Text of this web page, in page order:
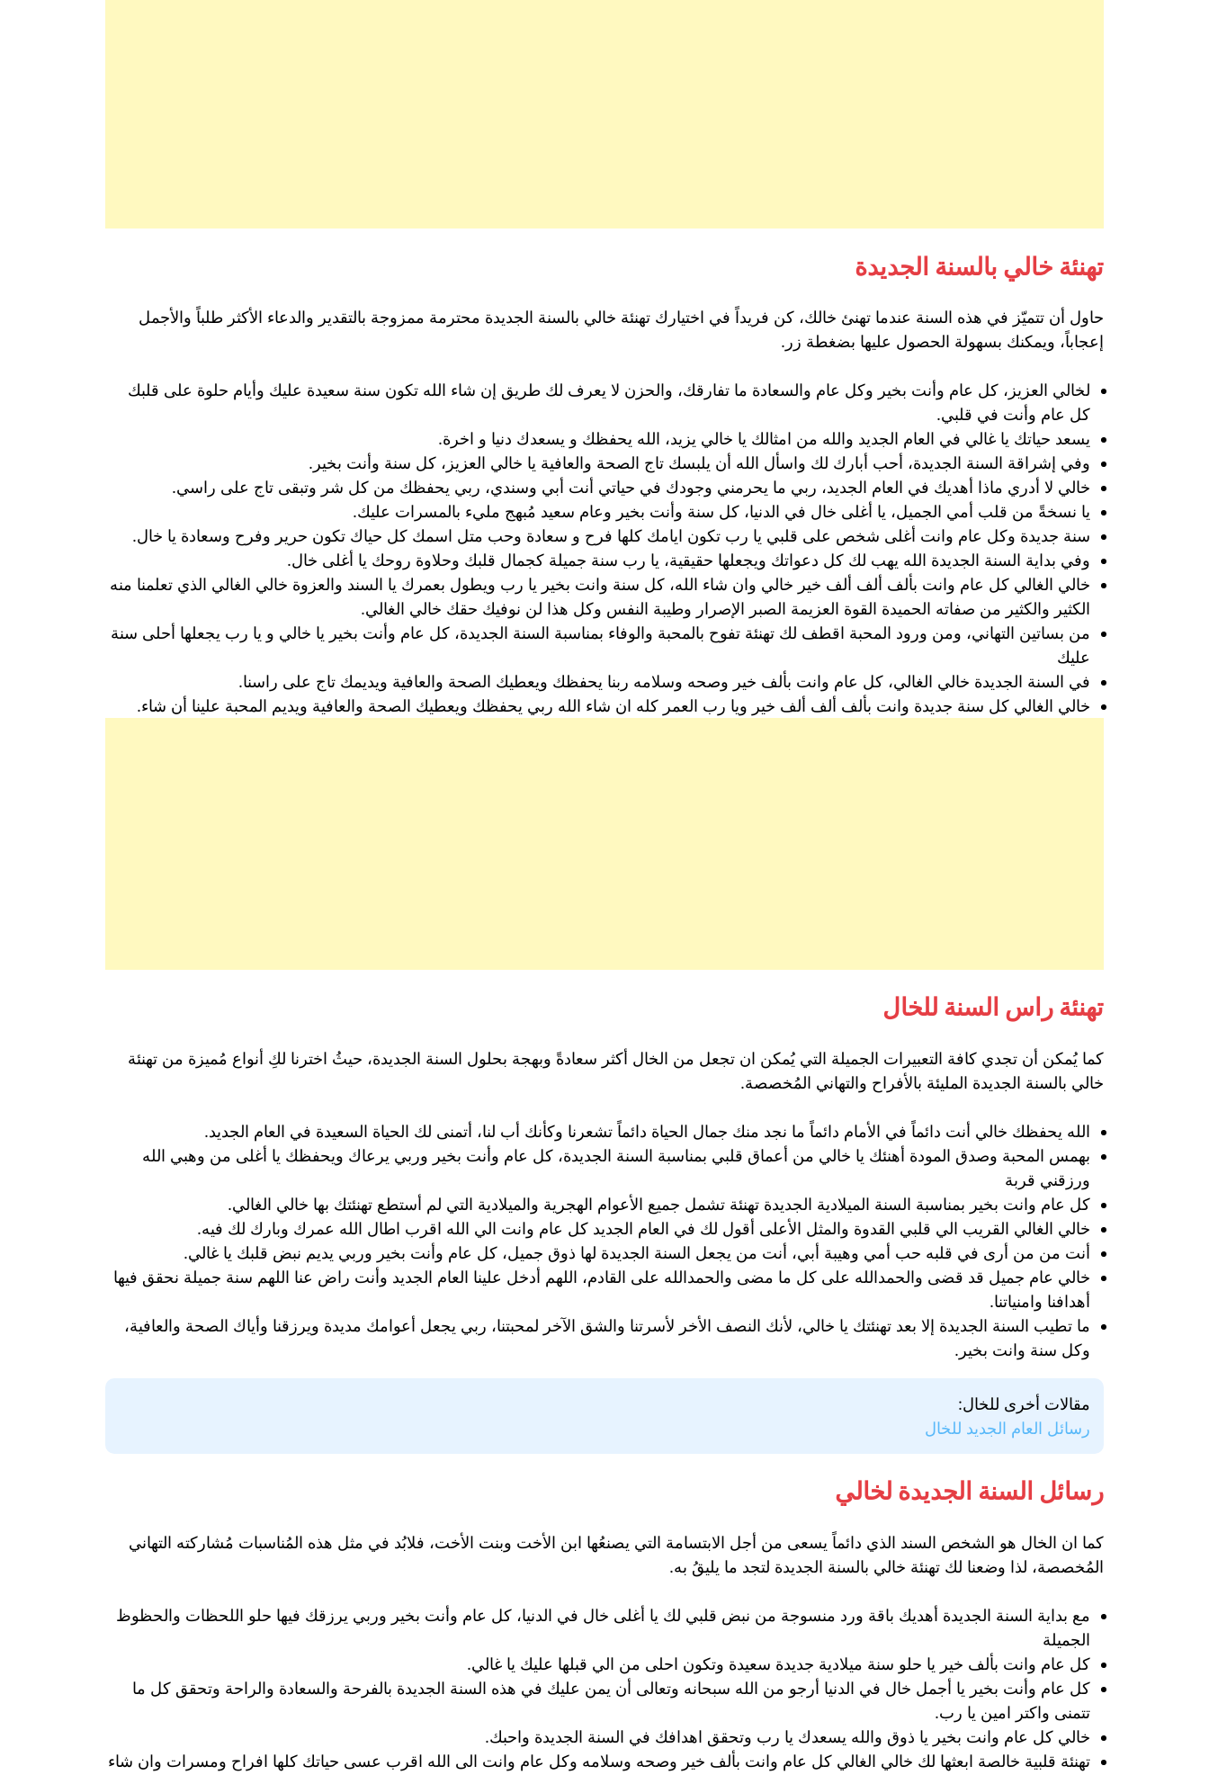
تهنئة خالي بالسنة الجديدة
حاول أن تتميّز في هذه السنة عندما تهنئ خالك، كن فريداً في اختيارك تهنئة خالي بالسنة الجديدة محترمة ممزوجة بالتقدير والدعاء الأكثر طلباً والأجمل
إعجاباً، ويمكنك بسهولة الحصول عليها بضغطة زر.
لخالي العزيز، كل عام وأنت بخير وكل عام والسعادة ما تفارقك، والحزن لا يعرف لك طريق إن شاء الله تكون سنة سعيدة عليك وأيام حلوة على قلبك
كل عام وأنت في قلبي.
يسعد حياتك يا غالي في العام الجديد والله من امثالك يا خالي يزيد، الله يحفظك و يسعدك دنيا و اخرة.
وفي إشراقة السنة الجديدة، أحب أبارك لك واسأل الله أن يلبسك تاج الصحة والعافية يا خالي العزيز، كل سنة وأنت بخير.
خالي لا أدري ماذا أهديك في العام الجديد، ربي ما يحرمني وجودك في حياتي أنت أبي وسندي، ربي يحفظك من كل شر وتبقى تاج على راسي.
يا نسخةً من قلب أمي الجميل، يا أغلى خال في الدنيا، كل سنة وأنت بخير وعام سعيد مُبهج مليء بالمسرات عليك.
سنة جديدة وكل عام وانت أغلى شخص على قلبي يا رب تكون ايامك كلها فرح و سعادة وحب متل اسمك كل حياك تكون حرير وفرح وسعادة يا خال.
وفي بداية السنة الجديدة الله يهب لك كل دعواتك ويجعلها حقيقية، يا رب سنة جميلة كجمال قلبك وحلاوة روحك يا أغلى خال.
خالي الغالي كل عام وانت بألف ألف ألف خير خالي وان شاء الله، كل سنة وانت بخير يا رب ويطول بعمرك يا السند والعزوة خالي الغالي الذي تعلمنا منه
الكثير والكثير من صفاته الحميدة القوة العزيمة الصبر الإصرار وطيبة النفس وكل هذا لن نوفيك حقك خالي الغالي.
من بساتين التهاني، ومن ورود المحبة اقطف لك تهنئة تفوح بالمحبة والوفاء بمناسبة السنة الجديدة، كل عام وأنت بخير يا خالي و يا رب يجعلها أحلى سنة
عليك
في السنة الجديدة خالي الغالي، كل عام وانت بألف خير وصحه وسلامه ربنا يحفظك ويعطيك الصحة والعافية ويديمك تاج على راسنا.
خالي الغالي كل سنة جديدة وانت بألف ألف ألف خير ويا رب العمر كله ان شاء الله ربي يحفظك ويعطيك الصحة والعافية ويديم المحبة علينا أن شاء.
تهنئة راس السنة للخال
كما يُمكن أن تجدي كافة التعبيرات الجميلة التي يُمكن ان تجعل من الخال أكثر سعادةً وبهجة بحلول السنة الجديدة، حيثُ اخترنا لكِ أنواع مُميزة من تهنئة
خالي بالسنة الجديدة المليئة بالأفراح والتهاني المُخصصة.
الله يحفظك خالي أنت دائماً في الأمام دائماً ما نجد منك جمال الحياة دائماً تشعرنا وكأنك أب لنا، أتمنى لك الحياة السعيدة في العام الجديد.
بهمس المحبة وصدق المودة أهنئك يا خالي من أعماق قلبي بمناسبة السنة الجديدة، كل عام وأنت بخير وربي يرعاك ويحفظك يا أغلى من وهبي الله
ورزقني قربة
كل عام وانت بخير بمناسبة السنة الميلادية الجديدة تهنئة تشمل جميع الأعوام الهجرية والميلادية التي لم أستطع تهنئتك بها خالي الغالي.
خالي الغالي القريب الي قلبي القدوة والمثل الأعلى أقول لك في العام الجديد كل عام وانت الي الله اقرب اطال الله عمرك وبارك لك فيه.
أنت من من أرى في قلبه حب أمي وهيبة أبي، أنت من يجعل السنة الجديدة لها ذوق جميل، كل عام وأنت بخير وربي يديم نبض قلبك يا غالي.
خالي عام جميل قد قضى والحمدالله على كل ما مضى والحمدالله على القادم، اللهم أدخل علينا العام الجديد وأنت راض عنا اللهم سنة جميلة نحقق فيها
أهدافنا وامنياتنا.
ما تطيب السنة الجديدة إلا بعد تهنئتك يا خالي، لأنك النصف الأخر لأسرتنا والشق الآخر لمحبتنا، ربي يجعل أعوامك مديدة ويرزقنا وأياك الصحة والعافية،
وكل سنة وانت بخير.
مقالات أخرى للخال:
رسائل العام الجديد للخال
رسائل السنة الجديدة لخالي
كما ان الخال هو الشخص السند الذي دائماً يسعى من أجل الابتسامة التي يصنعُها ابن الأخت وبنت الأخت، فلابُد في مثل هذه المُناسبات مُشاركته التهاني
المُخصصة، لذا وضعنا لك تهنئة خالي بالسنة الجديدة لتجد ما يليقُ به.
مع بداية السنة الجديدة أهديك باقة ورد منسوجة من نبض قلبي لك يا أغلى خال في الدنيا، كل عام وأنت بخير وربي يرزقك فيها حلو اللحظات والحظوظ
الجميلة
كل عام وانت بألف خير يا حلو سنة ميلادية جديدة سعيدة وتكون احلى من الي قبلها عليك يا غالي.
كل عام وأنت بخير يا أجمل خال في الدنيا أرجو من الله سبحانه وتعالى أن يمن عليك في هذه السنة الجديدة بالفرحة والسعادة والراحة وتحقق كل ما
تتمنى واكتر امين يا رب.
خالي كل عام وانت بخير يا ذوق والله يسعدك يا رب وتحقق اهدافك في السنة الجديدة واحبك.
تهنئة قلبية خالصة ابعثها لك خالي الغالي كل عام وانت بألف خير وصحه وسلامه وكل عام وانت الى الله اقرب عسى حياتك كلها افراح ومسرات وان شاء